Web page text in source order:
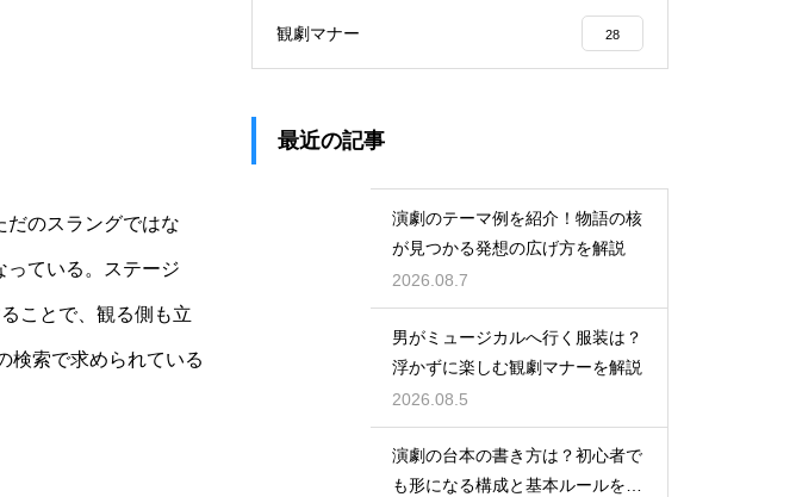
だのスラングではな
っている。ステージ
ことで、観る側も立
検索で求められている
観劇マナー 28
最近の記事
演劇のテーマ例を紹介！物語の核
が見つかる発想の広げ方を解説
2026.08.7
男がミュージカルへ行く服装は？
浮かずに楽しむ観劇マナーを解説
2026.08.5
演劇の台本の書き方は？初心者で
も形になる構成と基本ルールを解